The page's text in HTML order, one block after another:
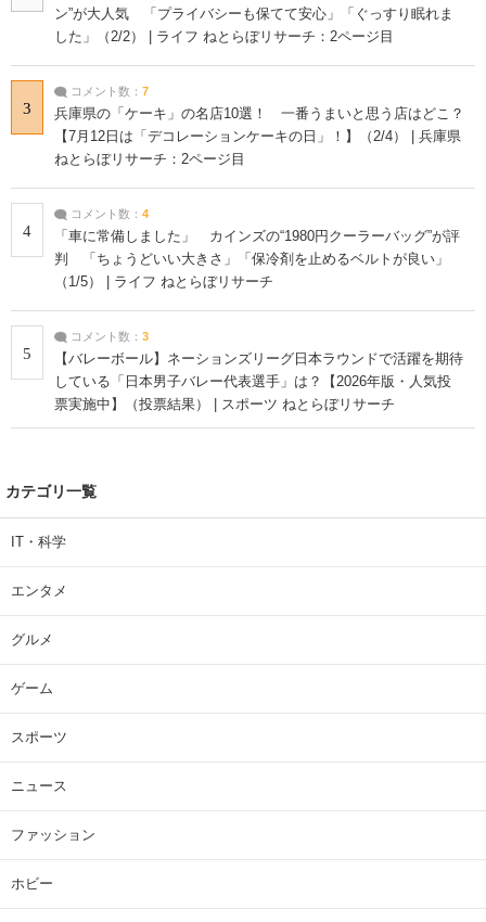
ン”が大人気 「プライバシーも保てて安心」「ぐっすり眠れま
した」（2/2） | ライフ ねとらぼリサーチ：2ページ目
3
コメント数： 7
兵庫県の「ケーキ」の名店10選！ 一番うまいと思う店はどこ？
【7月12日は「デコレーションケーキの日」！】（2/4） | 兵庫県
ねとらぼリサーチ：2ページ目
4
コメント数： 4
「車に常備しました」 カインズの“1980円クーラーバッグ”が評
判 「ちょうどいい大きさ」「保冷剤を止めるベルトが良い」
（1/5） | ライフ ねとらぼリサーチ
5
コメント数： 3
【バレーボール】ネーションズリーグ日本ラウンドで活躍を期待
している「日本男子バレー代表選手」は？【2026年版・人気投
票実施中】（投票結果） | スポーツ ねとらぼリサーチ
カテゴリ一覧
IT・科学
エンタメ
グルメ
ゲーム
スポーツ
ニュース
ファッション
ホビー